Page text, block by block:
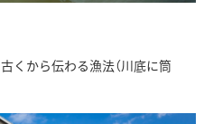
くから伝わる漁法（川底に筒